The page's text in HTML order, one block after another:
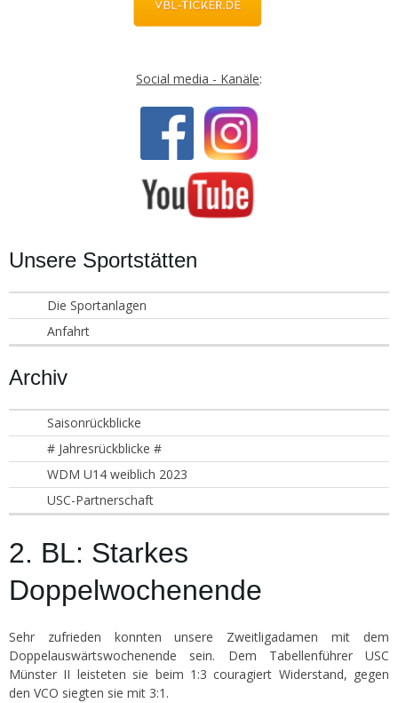
Social media - Kanäle:
Unsere Sportstätten
Die Sportanlagen
Anfahrt
Archiv
Saisonrückblicke
# Jahresrückblicke #
WDM U14 weiblich 2023
USC-Partnerschaft
2. BL: Starkes
Doppelwochenende
Sehr zufrieden konnten unsere Zweitligadamen mit dem
Doppelauswärtswochenende sein. Dem Tabellenführer USC
Münster II leisteten sie beim 1:3 couragiert Widerstand, gegen
den VCO siegten sie mit 3:1.